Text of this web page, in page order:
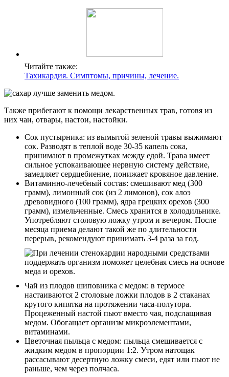
Читайте также:
Тахикардия. Симптомы, причины, лечение.
Также прибегают к помощи лекарственных трав, готовя из
них чаи, отвары, настои, настойки.
Сок пустырника: из вымытой зеленой травы выжимают
сок. Разводят в теплой воде 30-35 капель сока,
принимают в промежутках между едой. Трава имеет
сильное успокаивающее нервную систему действие,
замедляет сердцебиение, понижает кровяное давление.
Витаминно-лечебный состав: смешивают мед (300
грамм), лимонный сок (из 2 лимонов), сок алоэ
древовидного (100 грамм), ядра грецких орехов (300
грамм), измельченные. Смесь хранится в холодильнике.
Употребляют столовую ложку утром и вечером. После
месяца приема делают такой же по длительности
перерыв, рекомендуют принимать 3-4 раза за год.
Чай из плодов шиповника с медом: в термосе
настаиваются 2 столовые ложки плодов в 2 стаканах
крутого кипятка на протяжении часа-полутора.
Процеженный настой пьют вместо чая, подслащивая
медом. Обогащает организм микроэлементами,
витаминами.
Цветочная пыльца с медом: пыльца смешивается с
жидким медом в пропорции 1:2. Утром натощак
рассасывают десертную ложку смеси, едят или пьют не
раньше, чем через полчаса.